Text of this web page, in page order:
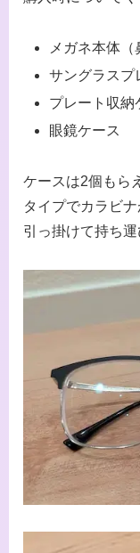
メガネ本体（
サングラスプ
プレート収納
眼鏡ケース
ケースは2個もら
タイプでカラビ
引っ掛けて持ち運